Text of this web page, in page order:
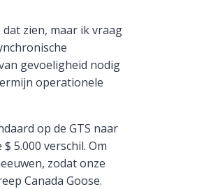
zien, maar ik vraag
gevoeligheid nodig
operationele
op de GTS naar
5.000 verschil. Om
zodat onze
Canada Goose.